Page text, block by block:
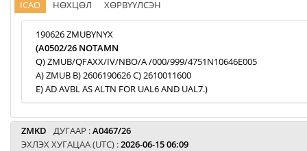
ICAO НӨХЦӨЛ ХӨРВҮҮЛСЭН
190626 ZMUBYNYX
(A0502/26 NOTAMN
Q) ZMUB/QFAXX/IV/NBO/A /000/999/4751N10646E005
A) ZMUB B) 2606190626 C) 2610011600
E) AD AVBL AS ALTN FOR UAL6 AND UAL7.)
ZMKD ДУГААР :A0467/26
ЭХЛЭХ ХУГАЦАА (UTC) :2026-06-15 06:09